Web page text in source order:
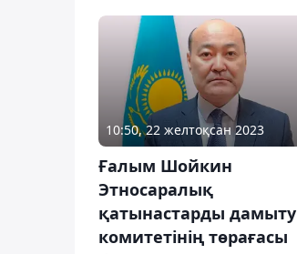
10:50, 22 желтоқсан 2023
Ғалым Шойкин
Этносаралық
қатынастарды дамыту
комитетінің төрағасы